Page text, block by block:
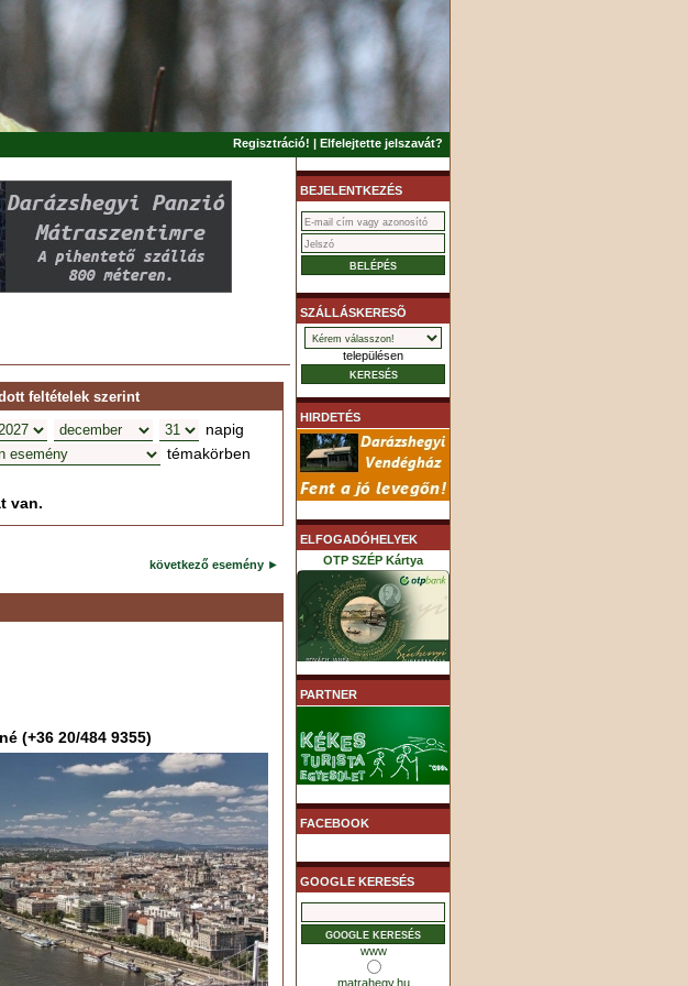
Regisztráció! | Elfelejtette jelszavát?
feltételek szerint
napig
témakörben
van.
következő esemény ►
(+36 20/484 9355)
BEJELENTKEZÉS
SZÁLLÁSKERESÕ
településen
HIRDETÉS
ELFOGADÓHELYEK
OTP SZÉP Kártya
K&H SZÉP Kártya
PARTNER
FACEBOOK
GOOGLE KERESÉS
www
matrahegy.hu